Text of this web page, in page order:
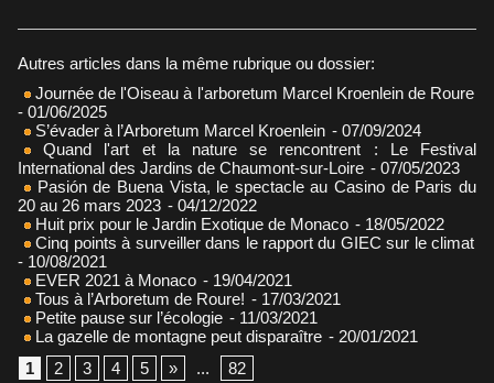
Autres articles dans la même rubrique ou dossier:
Journée de l'Oiseau à l'arboretum Marcel Kroenlein de Roure
- 01/06/2025
S’évader à l’Arboretum Marcel Kroenlein - 07/09/2024
Quand l'art et la nature se rencontrent : Le Festival
International des Jardins de Chaumont-sur-Loire - 07/05/2023
Pasión de Buena Vista, le spectacle au Casino de Paris du
20 au 26 mars 2023 - 04/12/2022
Huit prix pour le Jardin Exotique de Monaco - 18/05/2022
Cinq points à surveiller dans le rapport du GIEC sur le climat
- 10/08/2021
EVER 2021 à Monaco - 19/04/2021
Tous à l’Arboretum de Roure! - 17/03/2021
Petite pause sur l’écologie - 11/03/2021
La gazelle de montagne peut disparaître - 20/01/2021
1
2 3 4 5 » ... 82